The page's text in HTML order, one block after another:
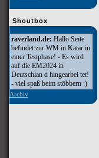
Shoutbox
raverland.de: Hallo Seite
befindet zur WM in Katar in
einer Testphase! - Es wird
auf die EM2024 in
Deutschlan d hingearbei tet!
- viel spaß beim stöbbern :)
Archiv